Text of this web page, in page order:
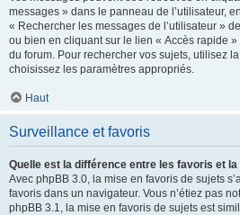
messages » dans le panneau de l’utilisateur,
« Rechercher les messages de l’utilisateur »
ou bien en cliquant sur le lien « Accès rapide
du forum. Pour rechercher vos sujets, utilisez
choisissez les paramètres appropriés.
Haut
Surveillance et favoris
Quelle est la différence entre les favoris et
Avec phpBB 3.0, la mise en favoris de sujets
favoris dans un navigateur. Vous n’étiez pas
phpBB 3.1, la mise en favoris de sujets est